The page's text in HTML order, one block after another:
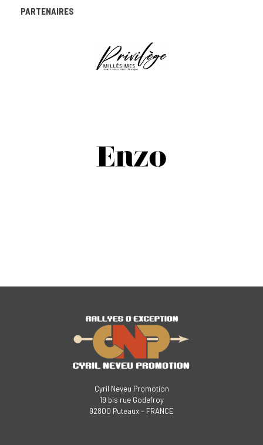
PARTENAIRES
Cyril Neveu Promotion
19 bis rue Godefroy
92800 Puteaux – FRANCE